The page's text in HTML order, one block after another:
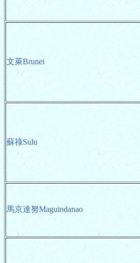
文萊Brunei
蘇祿Sulu
馬京達努Maguindanao